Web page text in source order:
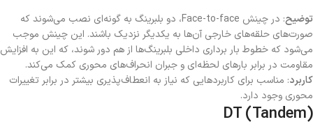
توضیح
: در چینش Face-to-face، دو بلبرینگ به گونه‌ای نصب می‌شوند که
صورت‌های حلقه‌های خارجی آن‌ها به یکدیگر نزدیک باشند. این چینش موجب
می‌شود که خطوط بار برداری داخلی بلبرینگ‌ها از هم دور شوند، که این به افزایش
مقاومت در برابر بارهای لحظه‌ای و جبران انحراف‌های محوری کمک می‌کند.
کاربرد: مناسب برای کاربردهایی که نیاز به انعطاف‌پذیری بیشتر در برابر تغییرات
محوری وجود دارد.
DT (Tandem)